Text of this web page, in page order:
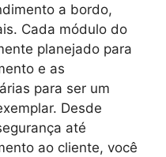
a bordo,
Cada módulo do
planejado para
e as
para ser um
Desde
até
ao cliente, você